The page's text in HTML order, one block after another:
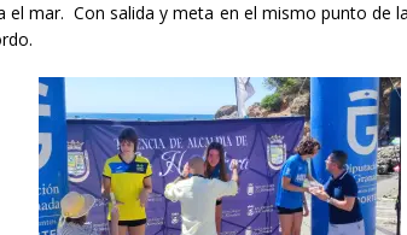
el mar. Con salida y meta en el mismo punto de